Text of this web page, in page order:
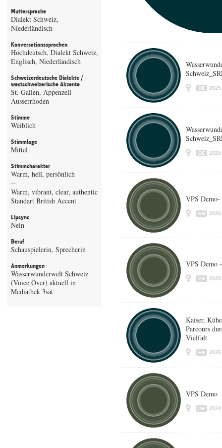
Muttersprache
Dialekt Schweiz,
Niederländisch
Konversationssprachen
Hochdeutsch, Dialekt Schweiz,
Englisch, Niederländisch
Schweizerdeutsche Dialekte /
westschweizerische Akzente
St. Gallen, Appenzell
Ausserrhoden
Stimme
Weiblich
Stimmlage
Mittel
Stimmcharakter
Warm, hell, persönlich
--
Warm, vibrant, clear, authentic
Standart British Accent
Lipsync
Nein
Beruf
Schauspielerin, Sprecherin
Anmerkungen
Wasserwunderwelt Schweiz
(Voice Over) aktuell in
Mediathek 3sat
DE 2025
DE 2025
VPS
EN 2025
VPS Demo
EN 2025
Kaiser,
Parcours
Vielfalt
EN 2025
VPS Demo
DE 2024